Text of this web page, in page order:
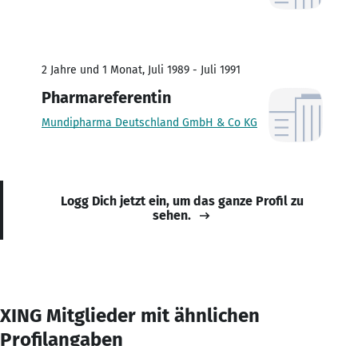
2 Jahre und 1 Monat, Juli 1989 - Juli 1991
Pharmareferentin
Mundipharma Deutschland GmbH & Co KG
Logg Dich jetzt ein, um das ganze Profil zu
sehen.
XING Mitglieder mit ähnlichen
Profilangaben